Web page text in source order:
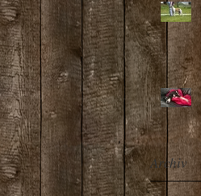
Archiv